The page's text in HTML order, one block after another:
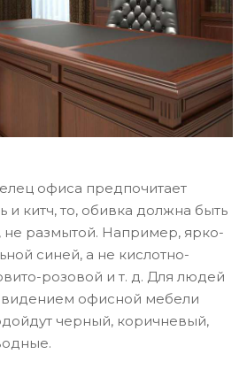
офиса предпочитает
и китч, то, обивка должна быть
не размытой. Например, ярко-
синей, а не кислотно-
розовой и т. д. Для людей
видением офисной мебели
черный, коричневый,